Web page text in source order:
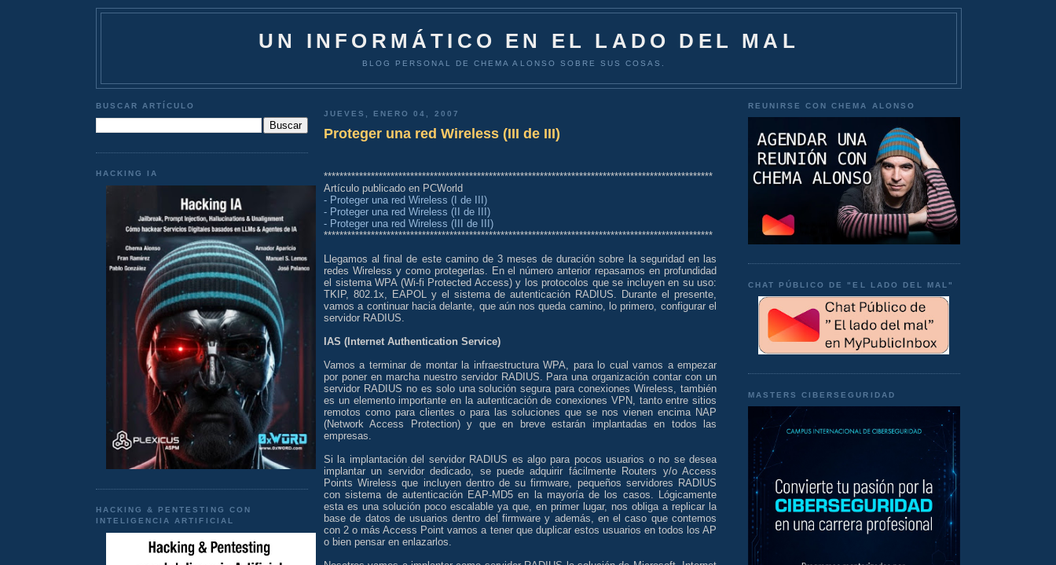
UN INFORMÁTICO EN EL LADO DEL MAL
BLOG PERSONAL DE CHEMA ALONSO SOBRE SUS COSAS.
BUSCAR ARTÍCULO
HACKING IA
HACKING & PENTESTING CON
INTELIGENCIA ARTIFICIAL
JUEVES, ENERO 04, 2007
Proteger una red Wireless (III de III)
***************************************************************************************************
Artículo publicado en PCWorld
- Proteger una red Wireless (I de III)
- Proteger una red Wireless (II de III)
- Proteger una red Wireless (III de III)
***************************************************************************************************
Llegamos al final de este camino de 3 meses de duración sobre la seguridad en las
redes Wireless y como protegerlas. En el número anterior repasamos en profundidad
el sistema WPA (Wi-fi Protected Access) y los protocolos que se incluyen en su uso:
TKIP, 802.1x, EAPOL y el sistema de autenticación RADIUS. Durante el presente,
vamos a continuar hacia delante, que aún nos queda camino, lo primero, configurar el
servidor RADIUS.
IAS (Internet Authentication Service)
Vamos a terminar de montar la infraestructura WPA, para lo cual vamos a empezar
por poner en marcha nuestro servidor RADIUS. Para una organización contar con un
servidor RADIUS no es solo una solución segura para conexiones Wireless, también
es un elemento importante en la autenticación de conexiones VPN, tanto entre sitios
remotos como para clientes o para las soluciones que se nos vienen encima NAP
(Network Access Protection) y que en breve estarán implantadas en todos las
empresas.
Si la implantación del servidor RADIUS es algo para pocos usuarios o no se desea
implantar un servidor dedicado, se puede adquirir fácilmente Routers y/o Access
Points Wireless que incluyen dentro de su firmware, pequeños servidores RADIUS
con sistema de autenticación EAP-MD5 en la mayoría de los casos. Lógicamente
esta es una solución poco escalable ya que, en primer lugar, nos obliga a replicar la
base de datos de usuarios dentro del firmware y además, en el caso que contemos
con 2 o más Access Point vamos a tener que duplicar estos usuarios en todos los AP
o bien pensar en enlazarlos.
REUNIRSE CON CHEMA ALONSO
CHAT PÚBLICO DE "EL LADO DEL MAL"
MASTERS CIBERSEGURIDAD